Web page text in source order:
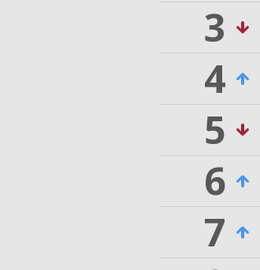
3
4
5
6
7